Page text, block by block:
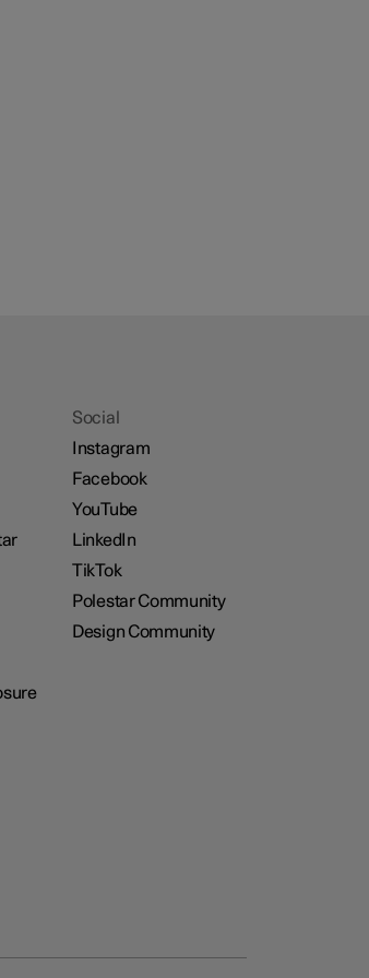
Social
Instagram
Facebook
YouTube
LinkedIn
TikTok
Polestar Community
Design Community